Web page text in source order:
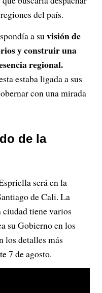
del país.
a suvisión de
y construir una
regional.
estaba ligada a sus
con una mirada
de la
será en la
de Cali. La
ciudad tiene varios
su Gobierno en los
los detalles más
7 de agosto.